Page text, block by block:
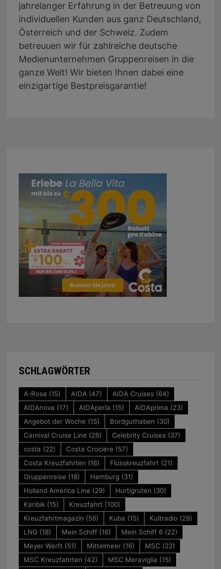
jahrelanger Erfahrung in der Betreuung von
individuellen Kunden aus ganz Deutschland,
Österreich und der Schweiz. Zudem
betreuuen wir für zahlreiche deutsche
Medienunternehmen Gruppenreisen in die
ganze Welt! Wir bieten Ihnen dabei eine
einzigartige Bestpreisgarantie!
SCHLAGWÖRTER
A-Rosa (15) AIDA(47) AIDA Cruises (64)
AIDAnova (17) AIDAperla (15) AIDAprima (23)
Angebot der Woche (15) Bordguthaben (30)
Carnival Cruise Line (28) Celebrity Cruises (37)
costa (22) Costa Crociere (57)
Costa Kreuzfahrten (16) Flusskreuzfahrt(21)
Gruppenreise (18) Hamburg (31)
Holland America Line (29) Hurtigruten (30)
Karibik(15) Kreuzfahrt(100)
Kreuzfahrtmagazin (56) Kuba (15) Kultradio(28)
LNG (18) Mein Schiff(16) Mein Schiff 6(22)
Meyer Werft(51) Mittelmeer(16) MSC (22)
MSC Kreuzfahrten (42) MSC Meraviglia (15)